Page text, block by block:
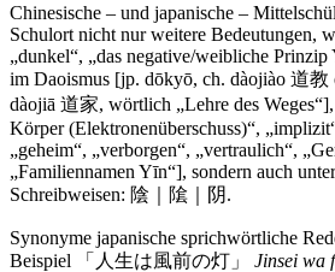
Chinesische – und japanische –
Schulort nicht nur weitere Bedeutungen,
„dunkel“, „das negative/weibliche
im Daoismus [jp. dōkyō, ch. dàojiào 道教
dàojiā 道家, wörtlich „Lehre des
Körper (Elektronenüberschuss)“,
„geheim“, „verborgen“, „vertraulich“,
„Familiennamen Yīn“], sondern auch
Schreibweisen: 陰｜隂｜阴.
Synonyme japanische sprichwörtliche
Beispiel 「人生は風前の灯」 Jinsei wa